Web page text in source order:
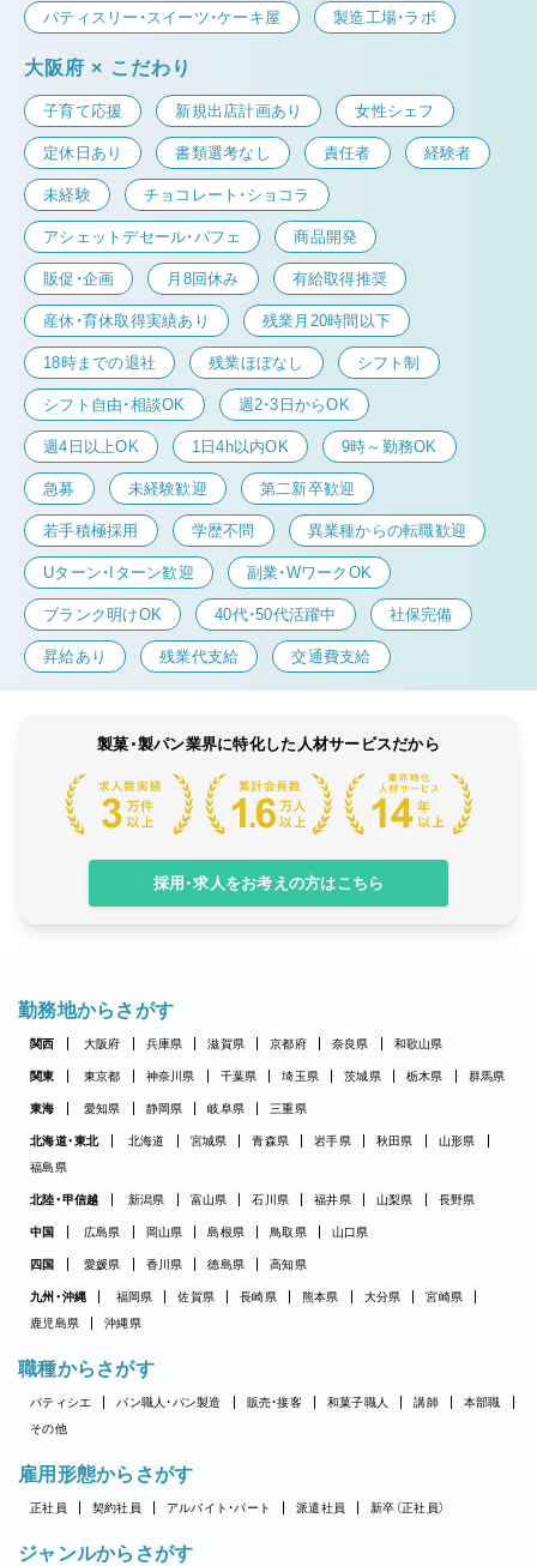
パティスリー・スイーツ・ケーキ屋 製造工場・ラボ
大阪府 × こだわり
子育て応援 新規出店計画あり 女性シェフ
定休日あり 書類選考なし 責任者 経験者
未経験 チョコレート・ショコラ
アシェットデセール・パフェ 商品開発
販促・企画 月8回休み 有給取得推奨
産休・育休取得実績あり 残業月20時間以下
18時までの退社 残業ほぼなし シフト制
シフト自由・相談OK 週2・3日からOK
週4日以上OK 1日4h以内OK 9時～勤務OK
急募 未経験歓迎 第二新卒歓迎
若手積極採用 学歴不問 異業種からの転職歓迎
Uターン・Iターン歓迎 副業・WワークOK
ブランク明けOK 40代・50代活躍中 社保完備
昇給あり 残業代支給 交通費支給
製菓・製パン業界に特化した人材サービスだから
採用・求人をお考えの方はこちら
勤務地からさがす
関西 大阪府 兵庫県 滋賀県 京都府 奈良県 和歌山県
関東 東京都 神奈川県 千葉県 埼玉県 茨城県 栃木県 群馬県
東海 愛知県 静岡県 岐阜県 三重県
北海道・東北 北海道 宮城県 青森県 岩手県 秋田県
山形県
福島県
北陸・甲信越 新潟県 富山県 石川県 福井県 山梨県 長野県
中国 広島県 岡山県 島根県 鳥取県 山口県
四国 愛媛県 香川県 徳島県 高知県
九州・沖縄 福岡県 佐賀県 長崎県 熊本県 大分県
宮崎県
鹿児島県
沖縄県
職種からさがす
パティシエ パン職人・パン製造 販売・接客 和菓子職人 講師
本部職
その他
雇用形態からさがす
正社員 契約社員 アルバイト・パート 派遣社員 新卒（正社員）
ジャンルからさがす